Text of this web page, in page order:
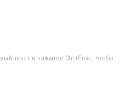
текст и нажмите Ctrl+Enter, чтобы